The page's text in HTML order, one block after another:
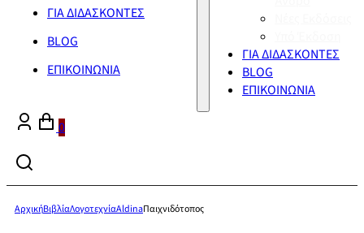
ΓΙΑ ΔΙΔΑΣΚΟΝΤΕΣ
BLOG
ΕΠΙΚΟΙΝΩΝΙΑ
ΓΙΑ ΔΙΔΑΣΚΟΝΤΕΣ
BLOG
ΕΠΙΚΟΙΝΩΝΙΑ
0
ΑρχικήΒιβλίαΛογοτεχνίαAldinaΠαιχνιδότοπος